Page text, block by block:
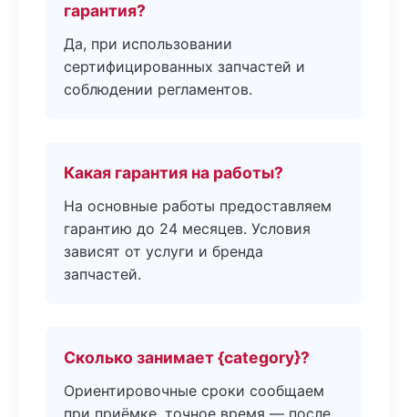
гарантия?
Да, при использовании
сертифицированных запчастей и
соблюдении регламентов.
Какая гарантия на работы?
На основные работы предоставляем
гарантию до 24 месяцев. Условия
зависят от услуги и бренда
запчастей.
Сколько занимает {category}?
Ориентировочные сроки сообщаем
при приёмке, точное время — после